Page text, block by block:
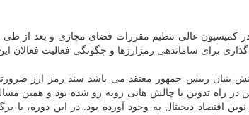
عالی تنظیم مقررات فضای مجازی و بعد از طی
برای ساماندهی رمزارزها و چگونگی فعالیت فعالان
بنیان رییس جمهور معتقد می باشد سند رمز ارز
در راه تدوین با چالش هایی روبه رو شده بود و همین
اقتصاد دیجیتال به وجود آورده بود. در این دوره، با